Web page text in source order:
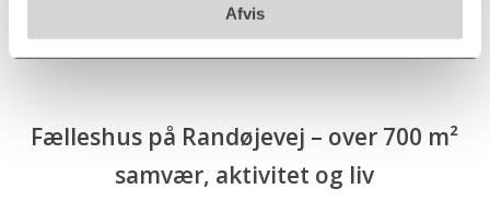
Afvis
Fælleshus på Randøjevej – over 700 m²
samvær, aktivitet og liv